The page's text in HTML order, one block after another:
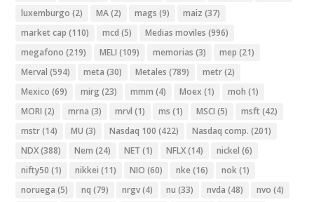
luxemburgo (2) MA(2) mags (9) maiz (37)
market cap (110) mcd (5) Medias moviles (996)
megafono (219) MELI (109) memorias (3) mep (21)
Merval (594) meta (30) Metales (789) metr(2)
Mexico (69) mirg (23) mmm (4) Moex (1) moh (1)
MORI (2) mrna (3) mrvl (1) ms (1) MSCI (5) msft (42)
mstr(14) MU (3) Nasdaq 100 (422) Nasdaq comp. (201)
NDX(388) Nem (24) NET (1) NFLX(14) nickel (6)
nifty50 (1) nikkei (11) NIO (60) nke (16) nok(1)
noruega (5) nq (79) nrgv(4) nu (33) nvda (48) nvo (4)